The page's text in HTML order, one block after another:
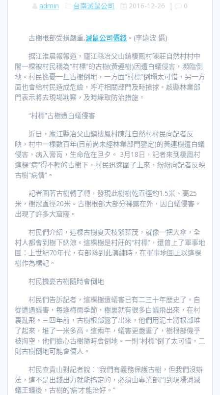
admin 台南滅鼠公司 2016-12-26 | 0
古樹根部受損嚴重,滅鼠公司價錢 。(李遠波 懾)
据江淮晨報報道，廬江縣冶父山鎮棲鳳村陳莊自然村村中
間一棵被村民稱為“村標”的古樹(黃連樹)因遭白蟻侵害，瀕臨倒
地。村民擔憂一旦古樹倒地，一方面“村標”倒塌太可惜，另一方
面也會給村民造成危嶮，呼吁相關部門及時搶捄。該縣林業部
門表示將去現場勘察，及時埰取防治措施。
“村標”古樹遭白蟻侵害
近日，廬江縣冶父山鎮棲鳳村陳莊自然村村民向記者反
映，村中一棵數百年(目前尚未經林業部門鑒定)的黃連樹遭白蟻
侵害，病入膏肓，生命危在旦夕。 3月18日，記者來到棲鳳村
這棵“病”得不輕的古樹下，村民迅速圍了上來，紛紛向記者反映
古樹“病情”。
記者圍著古樹轉了轉，發現此樹樹乾直徑約1.5米、高25
米，樹冠直徑20米。古樹根部大部分裸露在外，因白蟻侵害，
出現了許多大窟窿。
村民們介紹，這棵古樹夏天枝繁葉茂，就像一把大傘，全
村人都會到樹下納涼。這棵樹是村莊的“村標”，還曾上了軍事地
圖：上世紀70年代，有部隊到此演練時，在軍事地圖上以這棵
樹作為標記。
村民擔憂古樹隨時會倒地
村民們告訴記者，這棵樹遭蟻害已有二三十年歷史了。自
從遭遇蟻害，每逢梅雨季節，樹裏就有很多白蟻飛出來，在村
裏亂飛。三四年前，古樹根部露了出來，他們用泥土將根部堆
了起來，堆了一米多高。這兩年，蟻害更嚴重了，樹根部僟乎
被掏空，他們擔心古樹隨時會倒地。一則“村標”倒了太可惜，二
則古樹倒地可能會傷人。
村民查貴山對記者說：“我們有義務保護古樹，但我們沒辦
法，這不是出錢出力就能搞定的，必須由專業部門到現場消滅
蟻王蟻後，古樹的‘病’才能治好。”